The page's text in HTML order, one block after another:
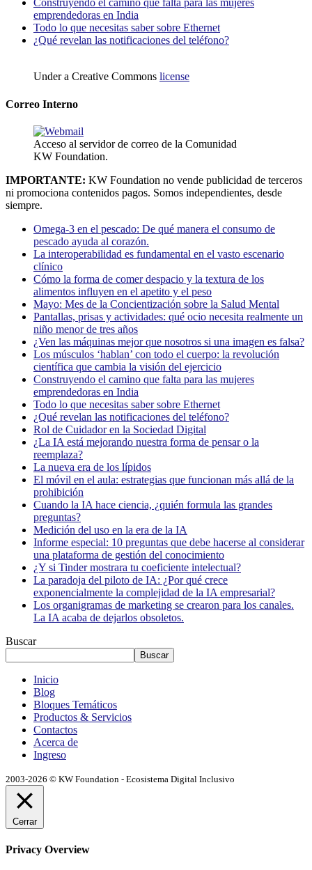
Construyendo el camino que falta para las mujeres
emprendedoras en India
Todo lo que necesitas saber sobre Ethernet
¿Qué revelan las notificaciones del teléfono?
Under a Creative Commons license
Correo Interno
Acceso al servidor de correo de la Comunidad
KW Foundation.
IMPORTANTE: KW Foundation no vende publicidad de terceros
ni promociona contenidos pagos. Somos independientes, desde
siempre.
Omega-3 en el pescado: De qué manera el consumo de
pescado ayuda al corazón.
La interoperabilidad es fundamental en el vasto escenario
clínico
Cómo la forma de comer despacio y la textura de los
alimentos influyen en el apetito y el peso
Mayo: Mes de la Concientización sobre la Salud Mental
Pantallas, prisas y actividades: qué ocio necesita realmente un
niño menor de tres años
¿Ven las máquinas mejor que nosotros si una imagen es falsa?
Los músculos ‘hablan’ con todo el cuerpo: la revolución
científica que cambia la visión del ejercicio
Construyendo el camino que falta para las mujeres
emprendedoras en India
Todo lo que necesitas saber sobre Ethernet
¿Qué revelan las notificaciones del teléfono?
Rol de Cuidador en la Sociedad Digital
¿La IA está mejorando nuestra forma de pensar o la
reemplaza?
La nueva era de los lípidos
El móvil en el aula: estrategias que funcionan más allá de la
prohibición
Cuando la IA hace ciencia, ¿quién formula las grandes
preguntas?
Medición del uso en la era de la IA
Informe especial: 10 preguntas que debe hacerse al considerar
una plataforma de gestión del conocimiento
¿Y si Tinder mostrara tu coeficiente intelectual?
La paradoja del piloto de IA: ¿Por qué crece
exponencialmente la complejidad de la IA empresarial?
Los organigramas de marketing se crearon para los canales.
La IA acaba de dejarlos obsoletos.
Buscar
Buscar
Inicio
Blog
Bloques Temáticos
Productos & Servicios
Contactos
Acerca de
Ingreso
2003-2026 © KW Foundation - Ecosistema Digital Inclusivo
Cerrar
Privacy Overview